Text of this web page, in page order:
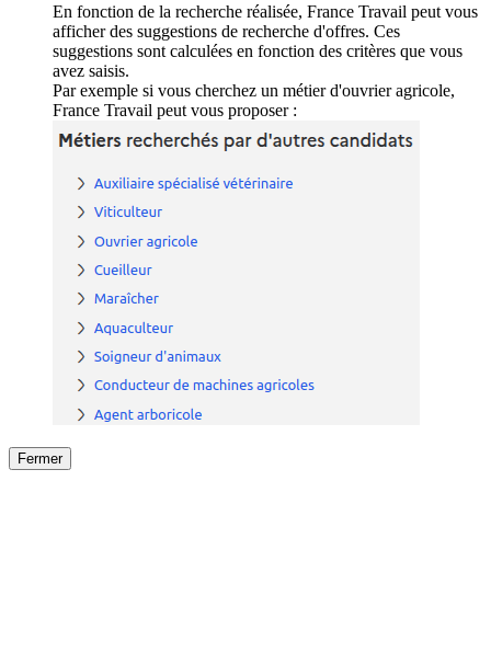
En fonction de la recherche réalisée, France Travail peut vous
afficher des suggestions de recherche d'offres. Ces
suggestions sont calculées en fonction des critères que vous
avez saisis.
Par exemple si vous cherchez un métier d'ouvrier agricole,
France Travail peut vous proposer :
Fermer